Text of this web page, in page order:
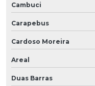
Cambuci
Carapebus
Cardoso Moreira
Areal
Duas Barras